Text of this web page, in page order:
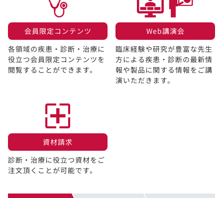
会員限定コンテンツ​
各領域の疾患・診断・治療に
役立つ会員限定コンテンツを
閲覧することができます。​
Web講演会​
臨床経験や研究が豊富な先生
方による疾患・診断の最新情
報や製品に関する情報をご講
演いただきます。
資材請求​
診断・治療に役立つ資材をご
注文頂くことが可能です。